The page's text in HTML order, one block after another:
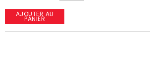
AJOUTER AU
PANIER